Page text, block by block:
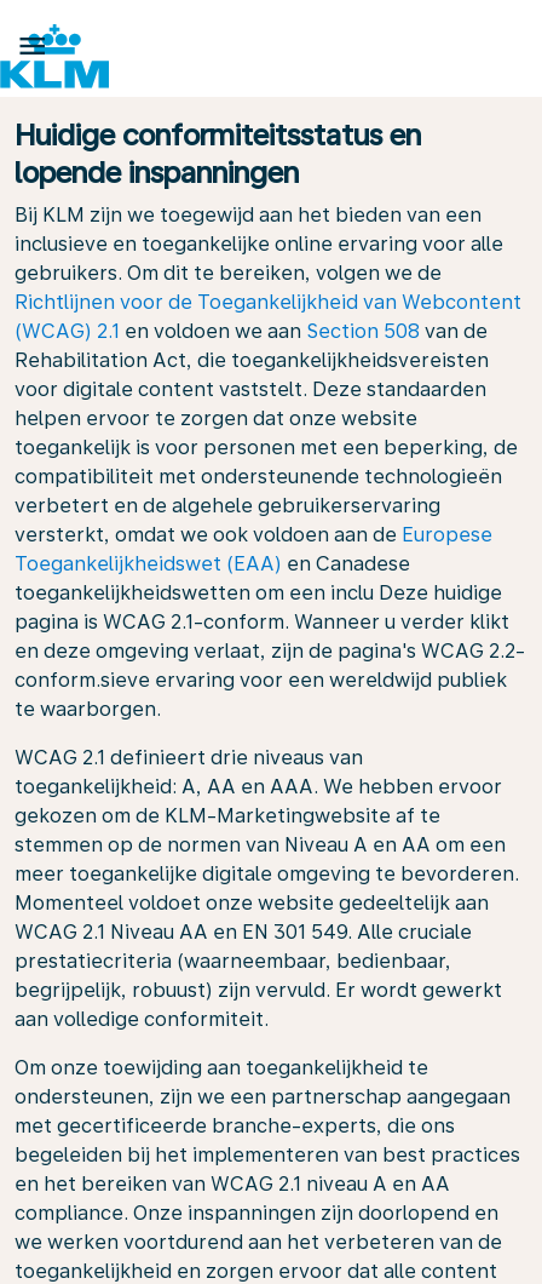

Huidige conformiteitsstatus en
lopende inspanningen
Bij KLM zijn we toegewijd aan het bieden van een
inclusieve en toegankelijke online ervaring voor alle
gebruikers. Om dit te bereiken, volgen we de
Richtlijnen voor de Toegankelijkheid van Webcontent
(WCAG) 2.1 en voldoen we aan Section 508 van de
Rehabilitation Act, die toegankelijkheidsvereisten
voor digitale content vaststelt. Deze standaarden
helpen ervoor te zorgen dat onze website
toegankelijk is voor personen met een beperking, de
compatibiliteit met ondersteunende technologieën
verbetert en de algehele gebruikerservaring
versterkt, omdat we ook voldoen aan de Europese
Toegankelijkheidswet (EAA) en Canadese
toegankelijkheidswetten om een inclu Deze huidige
pagina is WCAG 2.1-conform. Wanneer u verder klikt
en deze omgeving verlaat, zijn de pagina's WCAG 2.2-
conform.sieve ervaring voor een wereldwijd publiek
te waarborgen.
WCAG 2.1 definieert drie niveaus van
toegankelijkheid: A, AA en AAA. We hebben ervoor
gekozen om de KLM-Marketingwebsite af te
stemmen op de normen van Niveau A en AA om een
meer toegankelijke digitale omgeving te bevorderen.
Momenteel voldoet onze website gedeeltelijk aan
WCAG 2.1 Niveau AA en EN 301 549. Alle cruciale
prestatiecriteria (waarneembaar, bedienbaar,
begrijpelijk, robuust) zijn vervuld. Er wordt gewerkt
aan volledige conformiteit.
Om onze toewijding aan toegankelijkheid te
ondersteunen, zijn we een partnerschap aangegaan
met gecertificeerde branche-experts, die ons
begeleiden bij het implementeren van best practices
en het bereiken van WCAG 2.1 niveau A en AA
compliance. Onze inspanningen zijn doorlopend en
we werken voortdurend aan het verbeteren van de
toegankelijkheid en zorgen ervoor dat alle content